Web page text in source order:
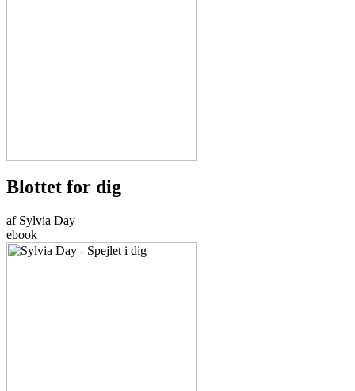
Blottet for dig
af Sylvia Day
ebook